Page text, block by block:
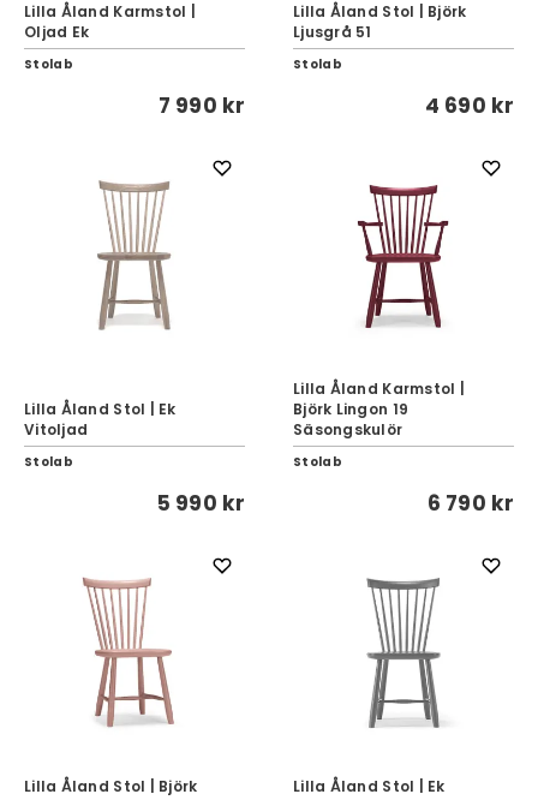
Lilla Åland Karmstol |
Oljad Ek
Stolab
7 990 kr
Lilla Åland Stol | Björk
Ljusgrå 51
Stolab
4 690 kr
Lilla Åland Stol | Ek
Vitoljad
Stolab
5 990 kr
Lilla Åland Karmstol |
Björk Lingon 19
Säsongskulör
Stolab
6 790 kr
Lilla Åland Stol | Björk
Lilla Åland Stol | Ek